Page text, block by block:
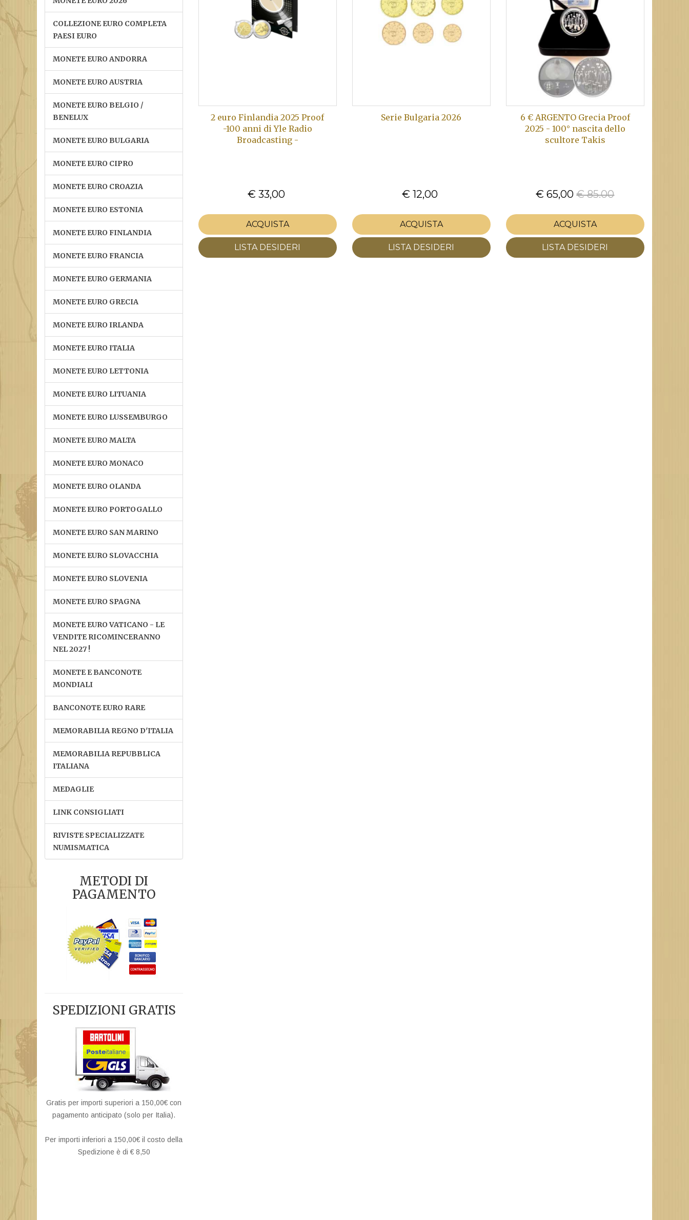
COLLEZIONE EURO COMPLETA
PAESI EURO
MONETE EURO ANDORRA
MONETE EURO AUSTRIA
MONETE EURO BELGIO /
BENELUX
MONETE EURO BULGARIA
MONETE EURO CIPRO
MONETE EURO CROAZIA
MONETE EURO ESTONIA
MONETE EURO FINLANDIA
MONETE EURO FRANCIA
MONETE EURO GERMANIA
MONETE EURO GRECIA
MONETE EURO IRLANDA
MONETE EURO ITALIA
MONETE EURO LETTONIA
MONETE EURO LITUANIA
MONETE EURO LUSSEMBURGO
MONETE EURO MALTA
MONETE EURO MONACO
MONETE EURO OLANDA
MONETE EURO PORTOGALLO
MONETE EURO SAN MARINO
MONETE EURO SLOVACCHIA
MONETE EURO SLOVENIA
MONETE EURO SPAGNA
MONETE EURO VATICANO - LE
VENDITE RICOMINCERANNO
NEL 2027 !
MONETE E BANCONOTE
MONDIALI
BANCONOTE EURO RARE
MEMORABILIA REGNO D'ITALIA
MEMORABILIA REPUBBLICA
ITALIANA
MEDAGLIE
LINK CONSIGLIATI
RIVISTE SPECIALIZZATE
NUMISMATICA
METODI DI
PAGAMENTO
SPEDIZIONI GRATIS
Gratis per importi superiori a 150,00€ con
pagamento anticipato (solo per Italia).
Per importi inferiori a 150,00€ il costo della
Spedizione è di € 8,50
2 euro Finlandia 2025 Proof
-100 anni di Yle Radio
Broadcasting -
€ 33,00
ACQUISTA
LISTA DESIDERI
Serie Bulgaria 2026
€ 12,00
ACQUISTA
LISTA DESIDERI
6 € ARGENTO Grecia Proof
2025 - 100° nascita dello
scultore Takis
€ 65,00 € 85.00
ACQUISTA
LISTA DESIDERI